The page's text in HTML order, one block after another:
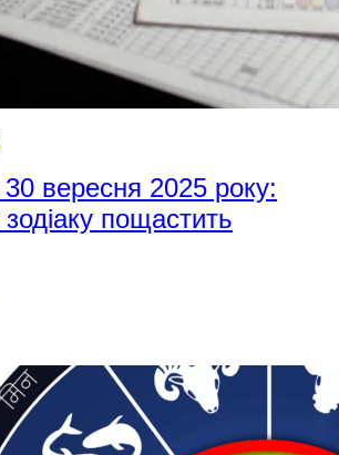
вересня 2025 року:
пощастить